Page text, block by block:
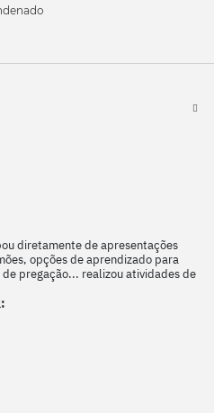
diretamente de apresentações
opções de aprendizado para
pregação... realizou atividades de